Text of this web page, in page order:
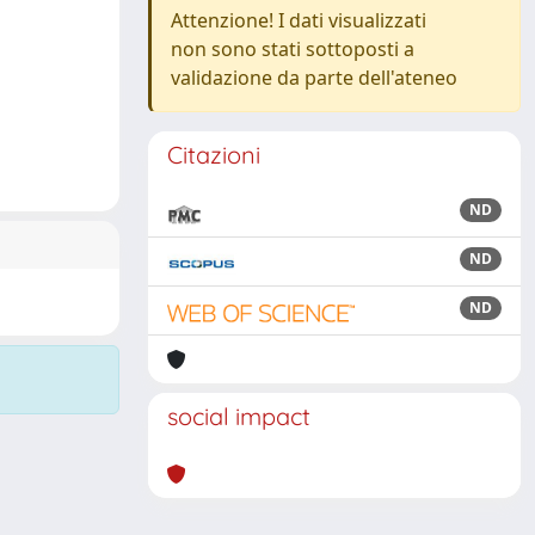
Attenzione! I dati visualizzati
non sono stati sottoposti a
validazione da parte dell'ateneo
Citazioni
ND
ND
ND
social impact